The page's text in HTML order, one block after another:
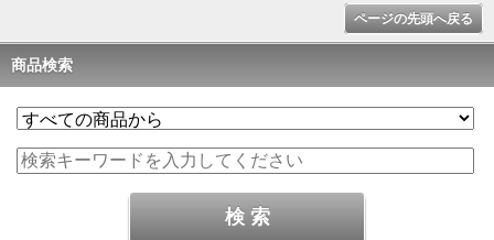
ページの先頭へ戻る
商品検索